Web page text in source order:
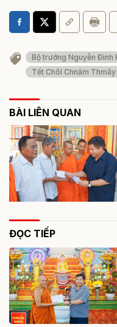
Bộ trưởng Nguyễn Đình
Tết Chôl Chnăm Thmây
BÀI LIÊN QUAN
ĐỌC TIẾP